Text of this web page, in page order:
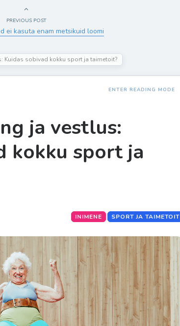
PREVIOUS POST
ei kasuta enam metsikuid loomi
Kuidas sobivad kokku sport ja taimetoit?
ENTER READING MODE
ja vestlus:
kokku sport ja
SPORT JA TAIMETOIT
INIMENE